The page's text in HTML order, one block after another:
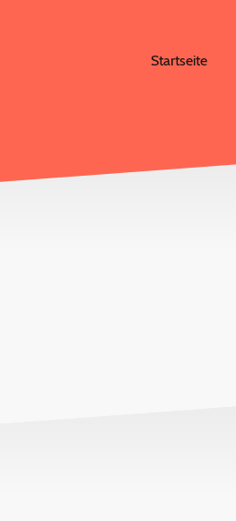
Startseite